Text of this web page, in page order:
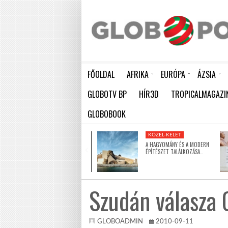
FŐOLDAL AFRIKA EURÓPA ÁZSIA
GLOBOTV BP HÍR3D
GLOBOBOOK
KÖZEL-KELET
A HAGYOMÁNY ÉS A MODERN
ÉPÍTÉSZET TALÁLKOZÁSA…
Szudán
GLOBOADMIN 2010-09-11